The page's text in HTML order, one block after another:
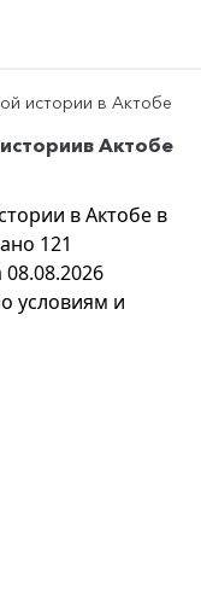
истории в Актобе
в Актобе
в Актобе в
121
условиям и